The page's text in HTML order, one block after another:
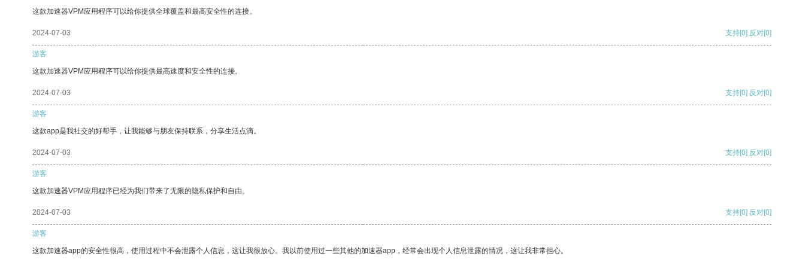
这款加速器VPM应用程序可以给你提供全球覆盖和最高安全性的连接。
2024-07-03 支持[0] 反对[0]
游客
这款加速器VPM应用程序可以给你提供最高速度和安全性的连接。
2024-07-03 支持[0] 反对[0]
游客
这款app是我社交的好帮手，让我能够与朋友保持联系，分享生活点滴。
2024-07-03 支持[0] 反对[0]
游客
这款加速器VPM应用程序已经为我们带来了无限的隐私保护和自由。
2024-07-03 支持[0] 反对[0]
游客
这款加速器app的安全性很高，使用过程中不会泄露个人信息，这让我很放心。我以前使用过一些其他的加速器app，经常会出现个人信息泄露的情况，这让我非常担心。